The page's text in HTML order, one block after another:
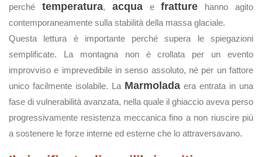
perché temperatura, acquaefratture hanno agito
contemporaneamente sulla stabilità della massa glaciale.
Questa lettura è importante perché supera le spiegazioni
semplificate. La montagna non è crollata per un evento
improvviso e imprevedibile in senso assoluto, né per un fattore
unico facilmente isolabile. La Marmolada era entrata in una
fase di vulnerabilità avanzata, nella quale il ghiaccio aveva perso
progressivamente resistenza meccanica fino a non riuscire più
a sostenere le forze interne ed esterne che lo attraversavano.